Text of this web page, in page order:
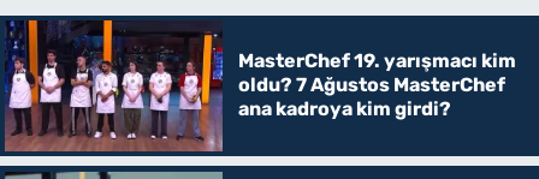
MasterChef 19. yarışmacı kim
oldu? 7 Ağustos MasterChef
ana kadroya kim girdi?